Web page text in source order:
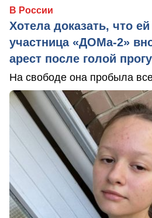
В России
Хотела доказать, что
участница «ДОМа-2»
арест после голой
На свободе она пробыла